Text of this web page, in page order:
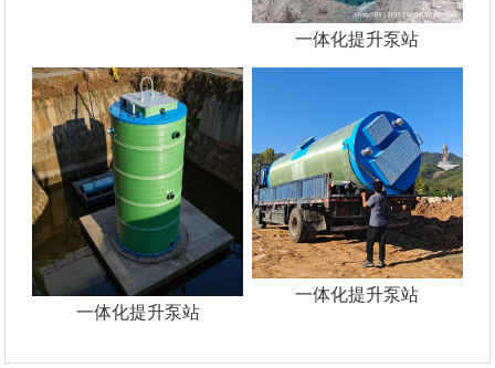
一体化提升泵站
一体化提升泵站
一体化提升泵站